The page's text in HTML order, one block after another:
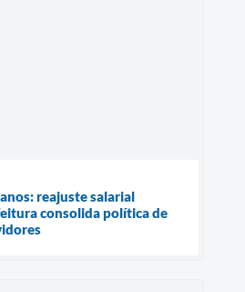
reajuste salarial
consolida política de